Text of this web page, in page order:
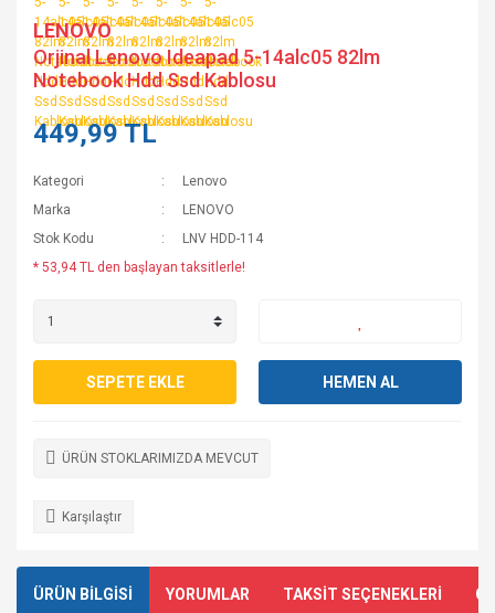
LENOVO
Orjinal Lenovo Ideapad 5-14alc05 82lm
Notebook Hdd Ssd Kablosu
449,99 TL
Kategori
Lenovo
Marka
LENOVO
Stok Kodu
LNV HDD-114
* 53,94 TL den başlayan taksitlerle!
SEPETE EKLE HEMEN AL
ÜRÜN STOKLARIMIZDA MEVCUT
Karşılaştır
ÜRÜN BİLGİSİ YORUMLAR TAKSİT SEÇENEKLERİ